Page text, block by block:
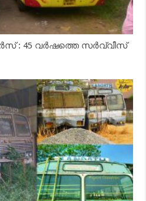
: 45 വർഷത്തെ സർവ്വീസ്